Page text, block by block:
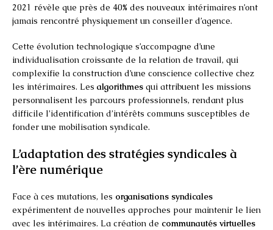
2021 révèle que près de 40% des nouveaux intérimaires n’ont
jamais rencontré physiquement un conseiller d’agence.
Cette évolution technologique s’accompagne d’une
individualisation croissante de la relation de travail, qui
complexifie la construction d’une conscience collective chez
les intérimaires. Les algorithmes qui attribuent les missions
personnalisent les parcours professionnels, rendant plus
difficile l’identification d’intérêts communs susceptibles de
fonder une mobilisation syndicale.
L’adaptation des stratégies syndicales à
l’ère numérique
Face à ces mutations, les organisations syndicales
expérimentent de nouvelles approches pour maintenir le lien
avec les intérimaires. La création de communautés virtuelles